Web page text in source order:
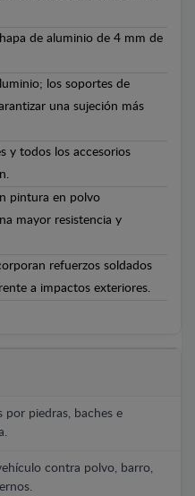
de aluminio de 4 mm de
los soportes de
una sujeción más
y todos los accesorios
pintura en polvo
mayor resistencia y
refuerzos soldados
a impactos exteriores.
por piedras, baches e
contra polvo, barro,